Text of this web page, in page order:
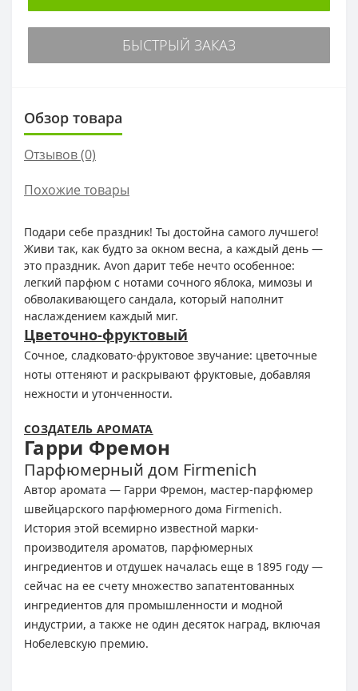
БЫСТРЫЙ ЗАКАЗ
Обзор товара
Отзывов (0)
Похожие товары
Подари себе праздник! Ты достойна самого лучшего!
Живи так, как будто за окном весна, а каждый день —
это праздник. Avon дарит тебе нечто особенное:
легкий парфюм с нотами сочного яблока, мимозы и
обволакивающего сандала, который наполнит
наслаждением каждый миг.
Цветочно-фруктовый
Сочное, сладковато-фруктовое звучание: цветочные
ноты оттеняют и раскрывают фруктовые, добавляя
нежности и утонченности.
СОЗДАТЕЛЬ АРОМАТА
Гарри Фремон
Парфюмерный дом Firmenich
Автор аромата — Гарри Фремон, мастер-парфюмер
швейцарского парфюмерного дома Firmenich.
История этой всемирно известной марки-
производителя ароматов, парфюмерных
ингредиентов и отдушек началась еще в 1895 году —
сейчас на ее счету множество запатентованных
ингредиентов для промышленности и модной
индустрии, а также не один десяток наград, включая
Нобелевскую премию.